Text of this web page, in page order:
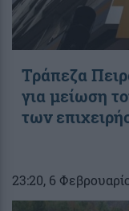
Τράπεζα
για μείωση
των
23:20, 6